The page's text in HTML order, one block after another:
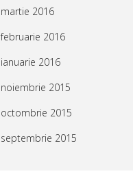
martie 2016
februarie 2016
ianuarie 2016
noiembrie 2015
octombrie 2015
septembrie 2015